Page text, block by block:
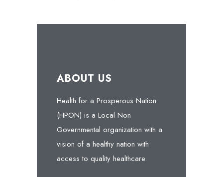
ABOUT US
Health for a Prosperous Nation
(HPON) is a Local Non
Governmental organization with a
vision of a healthy nation with
access to quality healthcare.